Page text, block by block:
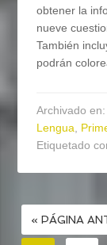
obtener la
nueve
También
podrán
Archivado
Lengua
Etiquetado
« PÁGINA